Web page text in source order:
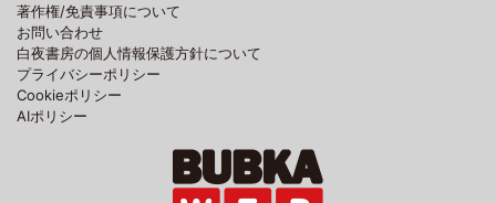
著作権/免責事項について
お問い合わせ
白夜書房の個人情報保護方針について
プライバシーポリシー
Cookieポリシー
AIポリシー